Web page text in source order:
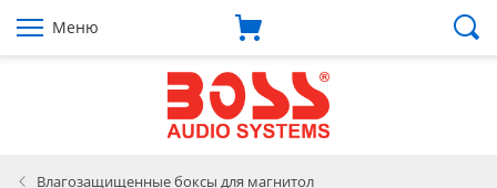
Меню
Влагозащищенные боксы для магнитол